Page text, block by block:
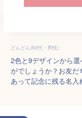
どんどん(50代・男性)
2色と9デザインから
がでしょうか？お友
あって記念に残る名入